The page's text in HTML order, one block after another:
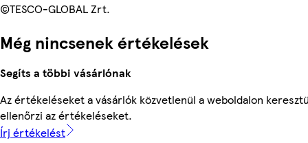
©TESCO-GLOBAL Zrt.
Még nincsenek értékelések
Segíts a többi vásárlónak
Az értékeléseket a vásárlók közvetlenül a weboldalon
ellenőrzi az értékeléseket.
Írj értékelést